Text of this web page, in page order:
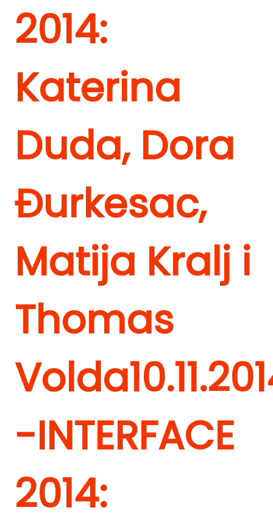
2014:
Katerina
Duda, Dora
Đurkesac,
Matija Kralj i
Thomas
Volda
-INTERFACE
2014: